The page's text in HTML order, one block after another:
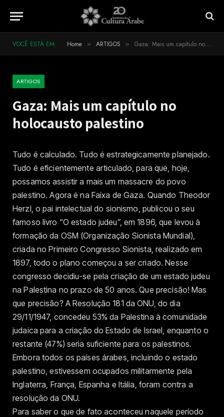
VOCÊ ESTÁ EM: Home » ARTIGOS » Gaza: Mais um capítulo no holocausto palestino
ARTIGOS
Gaza: Mais um capítulo no
holocausto palestino
Tudo é calculado. Tudo é estrategicamente planejado.
Tudo é eficientemente articulado, para que, hoje,
possamos assistir a mais um massacre do povo
palestino. Agora é na Faixa de Gaza. Quando Theodor
Herzl, o pai intelectual do sionismo, publicou o seu
famoso livro “O estado judeu”, em 1896, que levou à
formação da OSM (Organização Sionista Mundial),
criada no Primeiro Congresso Sionista, realizado em
1897, todo o plano começou a ser criado. Nesse
congresso decidiu-se pela criação de um estado judeu
na Palestina no prazo de 50 anos. Que precisão! Mas
que precisão? A Resolução 181 da ONU, do dia
29/11/1947, concedeu 53% da Palestina à comunidade
judaica para a criação do Estado de Israel, enquanto o
restante (47%) seria suficiente para os palestinos.
Embora todos os países árabes, incluindo o estado
palestino, estivessem ocupados militarmente pela
Inglaterra, França, Espanha e Itália, foram contra a
resolução da ONU.
Para saber o que de fato aconteceu naquele período